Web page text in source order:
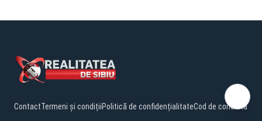
ContactTermeni și condițiiPolitică de confidențialitateCod de conduită